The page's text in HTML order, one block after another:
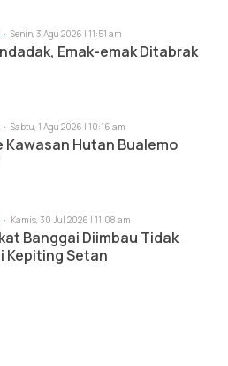
Senin, 3 Agu 2026 | 11:51 am
Emak-emak Ditabrak
Sabtu, 1 Agu 2026 | 10:16 am
Kawasan Hutan Bualemo
Kamis, 30 Jul 2026 | 11:08 am
Banggai Diimbau Tidak
Kepiting Setan